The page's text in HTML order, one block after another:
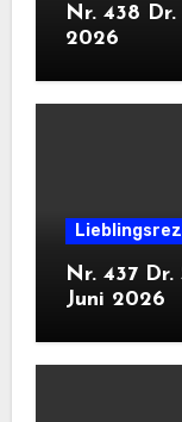
Nr. 438
2026
Nr. 437
Juni 2026